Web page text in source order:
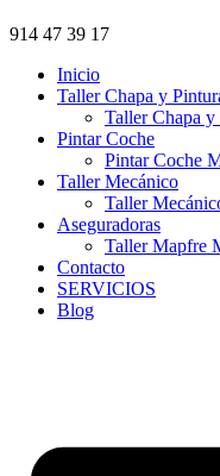
914 47 39 17
Inicio
Taller Chapa y
Taller Chapa
Pintar Coche
Pintar Coche
Taller Mecánico
Taller
Aseguradoras
Taller Mapfre
Contacto
SERVICIOS
Blog